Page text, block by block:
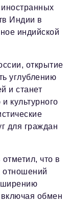
Индии в
индийской
открытие
углублению
и станет
культурного
для граждан
что в
отношений
обмен